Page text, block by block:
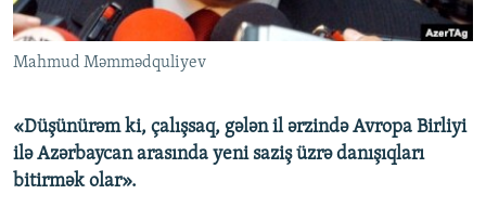
İZ - MƏDƏNIYYƏT PROQRAMI
MATERIALLARIMIZDAN ISTIFADƏ
AZADLIQRADIOSU MOBIL TELEFONUNUZDA
XƏBƏR BÜLLETENLƏRIMIZ
RFE/RL-in bütün saytları
Mahmud Məmmədquliyev
«Düşünürəm ki, çalışsaq, gələn il ərzində Avropa Birliyi
ilə Azərbaycan arasında yeni saziş üzrə danışıqları
bitirmək olar».